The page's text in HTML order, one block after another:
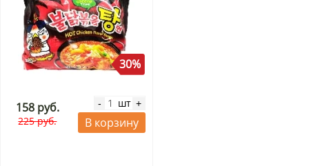
30%
158 руб.
225 руб.
- шт +
В корзину